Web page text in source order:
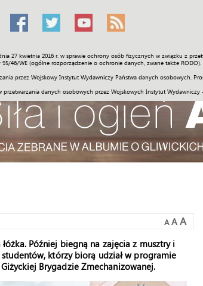
27 kwietnia 2016 r. w sprawie ochrony osób fizycznych w związku z
46/WE (ogólne rozporządzenie o ochronie danych, zwane także RODO).
przez Wojskowy Instytut Wydawniczy Państwa danych osobowych.
przetwarzania danych osobowych przez Wojskowych Instytut Wydawniczy
Sport Historia Galerie Wideo
A A A
Później biegną na zajęcia z musztry i
którzy biorą udział w programie
Brygadzie Zmechanizowanej.